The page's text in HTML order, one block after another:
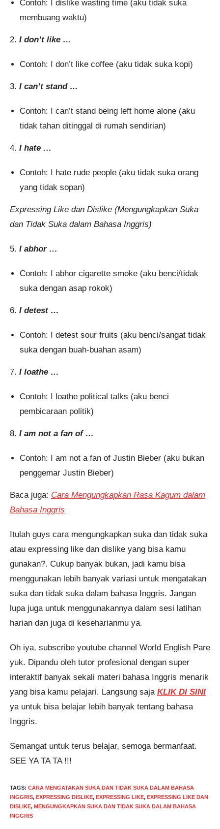
Contoh: I dislike wasting time (aku tidak suka
membuang waktu)
2. I don’t like …
Contoh: I don’t like coffee (aku tidak suka kopi)
3. I can’t stand …
Contoh: I can’t stand being left home alone (aku
tidak tahan ditinggal di rumah sendirian)
4. I hate …
Contoh: I hate rude people (aku tidak suka orang
yang tidak sopan)
Expressing Like dan Dislike (Mengungkapkan Suka
dan Tidak Suka dalam Bahasa Inggris)
5. I abhor …
Contoh: I abhor cigarette smoke (aku benci/tidak
suka dengan asap rokok)
6. I detest …
Contoh: I detest sour fruits (aku benci/sangat tidak
suka dengan buah-buahan asam)
7. I loathe …
Contoh: I loathe political talks (aku benci
pembicaraan politik)
8. I am not a fan of …
Contoh: I am not a fan of Justin Bieber (aku bukan
penggemar Justin Bieber)
Baca juga: Cara Mengungkapkan Rasa Kagum dalam
Bahasa Inggris
Itulah guys cara mengungkapkan suka dan tidak suka
atau expressing like dan dislike yang bisa kamu
gunakan?. Cukup banyak bukan, jadi kamu bisa
menggunakan lebih banyak variasi untuk mengatakan
suka dan tidak suka dalam bahasa Inggris. Jangan
lupa juga untuk menggunakannya dalam sesi latihan
harian dan juga di keseharianmu ya.
Oh iya, subscribe youtube channel World English Pare
yuk. Dipandu oleh tutor profesional dengan super
interaktif banyak sekali materi bahasa Inggris menarik
yang bisa kamu pelajari. Langsung saja KLIK DI SINI
ya untuk bisa belajar lebih banyak tentang bahasa
Inggris.
Semangat untuk terus belajar, semoga bermanfaat.
SEE YA TA TA !!!
TAGS: CARA MENGATAKAN SUKA DAN TIDAK SUKA DALAM BAHASA
INGGRIS, EXPRESSING DISLIKE, EXPRESSING LIKE, EXPRESSING LIKE DAN
DISLIKE, MENGUNGKAPKAN SUKA DAN TIDAK SUKA DALAM BAHASA
INGGRIS